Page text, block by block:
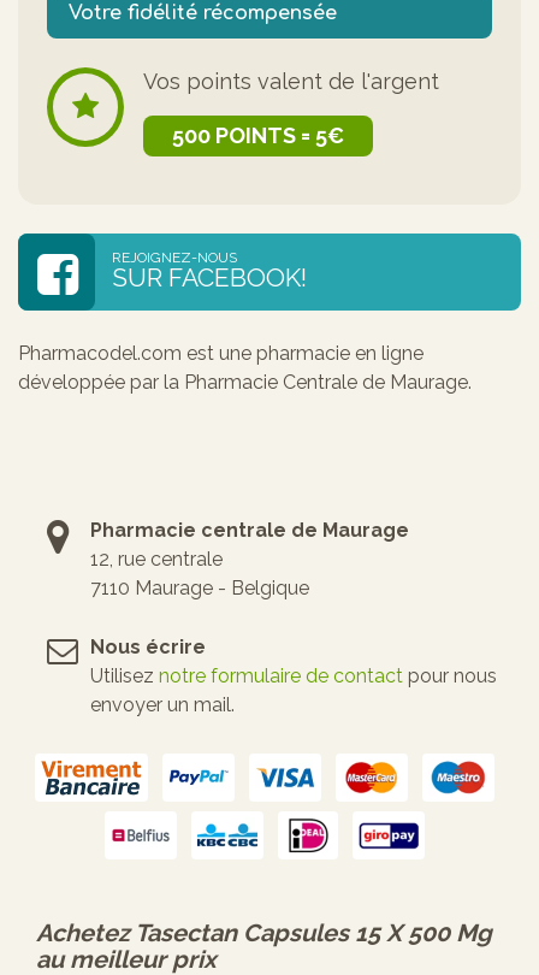
Votre fidélité récompensée
Vos points valent de l'argent
500 POINTS = 5€
REJOIGNEZ-NOUS
SUR FACEBOOK!
Pharmacodel.com est une pharmacie en ligne
développée par la Pharmacie Centrale de Maurage.
Pharmacie centrale de Maurage
12, rue centrale
7110 Maurage - Belgique
Nous écrire
Utilisez notre formulaire de contact pour nous
envoyer un mail.
Achetez Tasectan Capsules 15 X 500 Mg
au meilleur prix